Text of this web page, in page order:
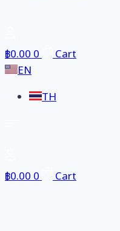
฿0.000
Cart
EN
TH
฿0.000 Cart